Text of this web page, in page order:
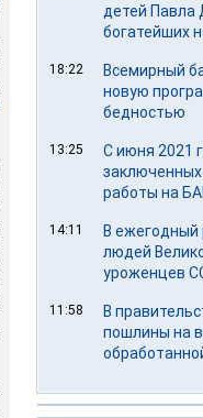
детей Павла
богатейших
18:22
Всемирный
новую
бедностью
13:25
С июня 2021
работы на
14:11
В ежегодный
людей
уроженцев
11:58
В
пошлины на